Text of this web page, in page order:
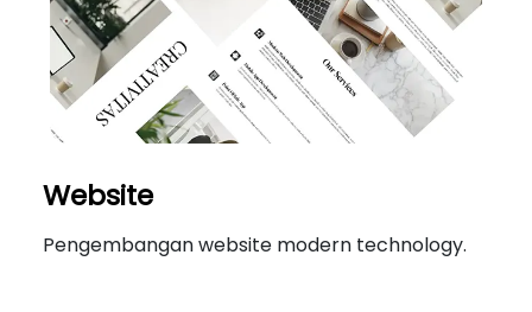
Website
Pengembangan website modern technology.